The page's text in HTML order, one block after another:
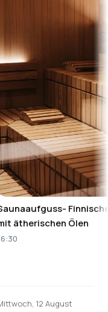
ätherischen Ölen
12 August